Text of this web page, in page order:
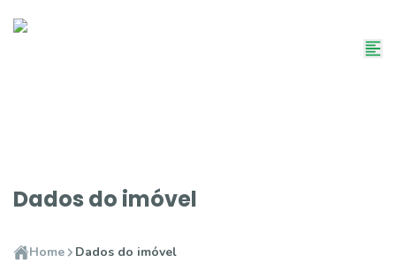
Dados do imóvel
Home Dados do imóvel